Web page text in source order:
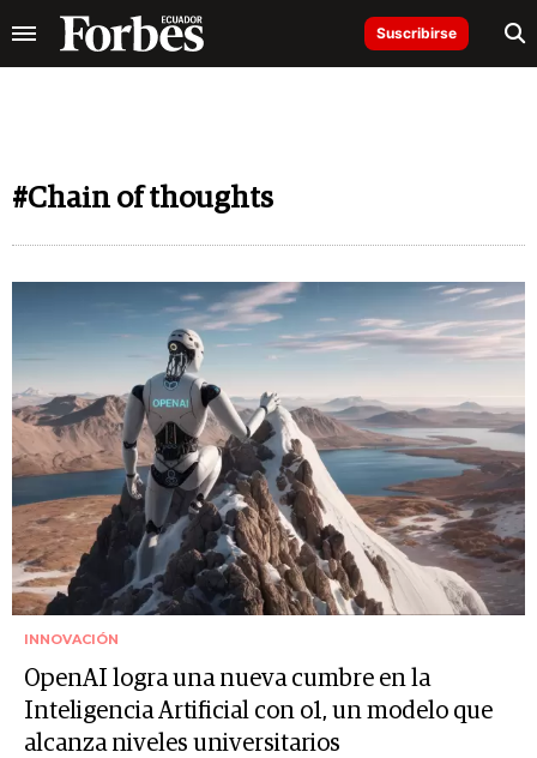
Suscribirse
#Chain of thoughts
INNOVACIÓN
OpenAI logra una nueva cumbre en la
Inteligencia Artificial con o1, un modelo que
alcanza niveles universitarios